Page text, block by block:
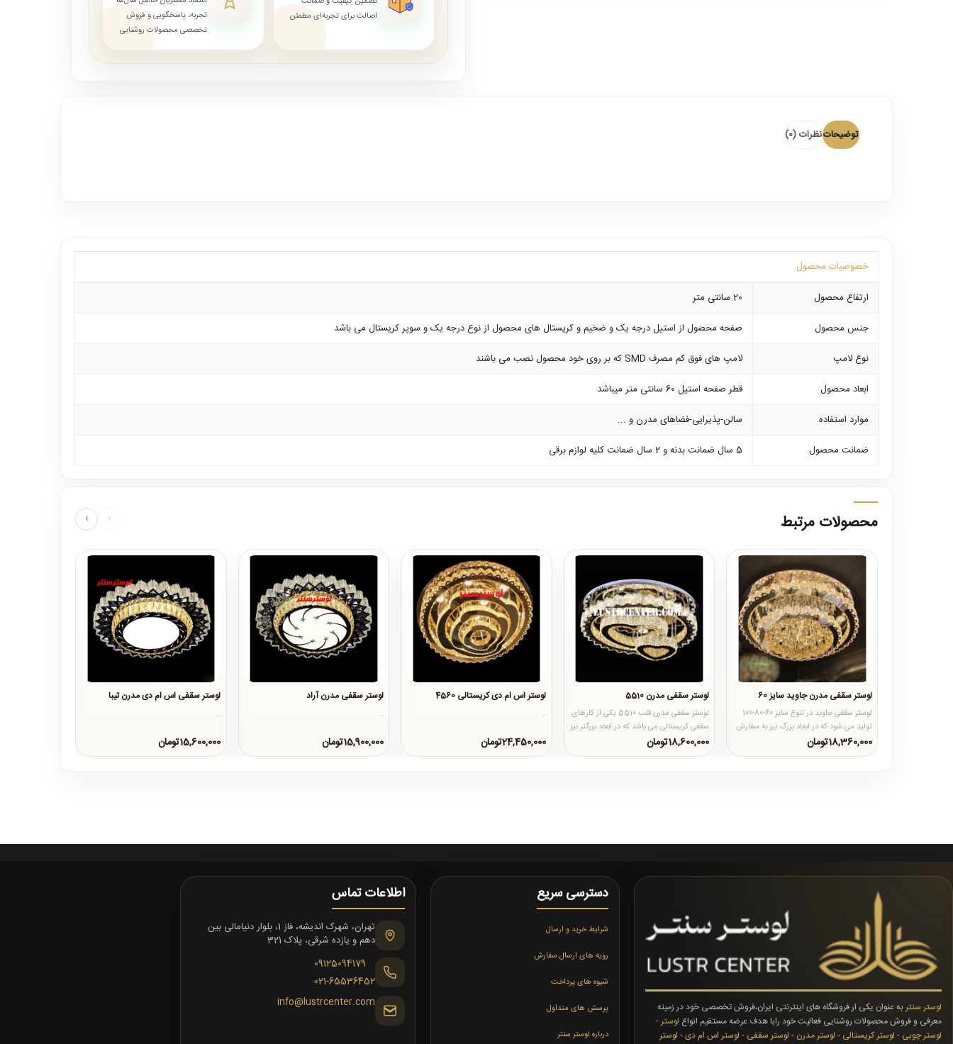
اصالت برای تجربه‌ای مطمئن
تجربه، پاسخگویی و فروش
تخصصی محصولات روشنایی
توضیحاتنظرات (0)
خصوصیات محصول
ارتفاع محصول
20 سانتی متر
جنس محصول
صفحه محصول از استیل درجه یک و ضخیم و کریستال های محصول از نوع درجه یک و سوپر کریستال می باشد
نوع لامپ
لامپ های فوق کم مصرف SMD که بر روی خود محصول نصب می باشند
ابعاد محصول
قطر صفحه استیل 60 سانتی متر میباشد
موارد استفاده
سالن-پذیرایی-فضاهای مدرن و ...
ضمانت محصول
5 سال ضمانت بدنه و 2 سال ضمانت کلیه لوازم برقی
محصولات مرتبط ‹
›
لوستر سقفی مدرن جاوید سایز 60
لوستر سقفی جاوید در تنوع سایز 60-80-100
تولید می شود که در ابعاد بزرگ نیز به سفارش
مشتری قابل تولید ..
18,360,000تومان
لوستر سقفی مدرن 5510
لوستر سقفی مدرن قلب 5510 یکی از کارهای
سقفی کریستالی می باشد که در ابعاد بزرگتر نیز
تولید می شود و د..
18,600,000تومان
لوستر اس ام دی کریستالی 4560
..
24,450,000تومان
لوستر سقفی مدرن آراد
..
15,900,000تومان
لوستر سقفی اس ام دی مدرن تیبا
..
15,600,000تومان
لوستر سنتربه عنوان یکی ار فروشگاه های اینترنتی ایران،فروش تخصصی خود در زمینه
معرفی و فروش محصولات روشنایی فعالیت خود رابا هدف عرضه مستقیم انواع لوستر-
لوستر چوبی - لوستر کریستالی - لوستر مدرن - لوستر سقفی - لوستر اس ام دی- لوستر
دسترسی سریع
شرایط خرید و ارسال
رویه های ارسال سفارش
شیوه های پرداخت
پرسش های متداول
درباره لوستر سنتر
اطلاعات تماس
تهران، شهرک اندیشه، فاز 1، بلوار دنیامالی بین
دهم و یازده شرقی، پلاک 321
09125094179
021-65536452
info@lustrcenter.com